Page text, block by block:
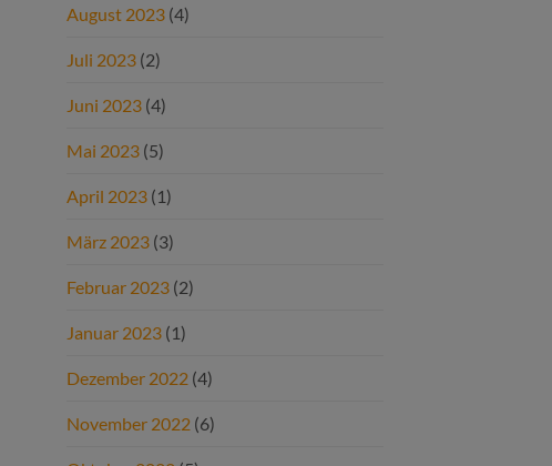
August 2023 (4)
Juli 2023 (2)
Juni 2023 (4)
Mai 2023 (5)
April 2023 (1)
März 2023 (3)
Februar 2023 (2)
Januar 2023 (1)
Dezember 2022 (4)
November 2022 (6)